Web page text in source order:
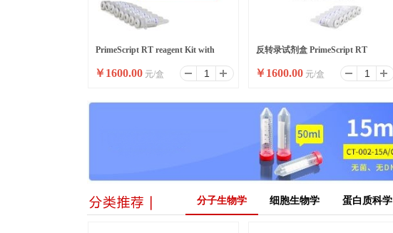
PrimeScript RT reagent Kit with
gDNA Eraser
￥1600.00 元/盒
反转录试剂盒 PrimeScript RT
reagent Kit
￥1600.00 元/盒
分子生物学 细胞生物学 蛋白质科学